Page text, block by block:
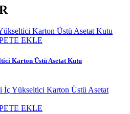
EKLE
Karton Üstü Asetat Kutu
EKLE